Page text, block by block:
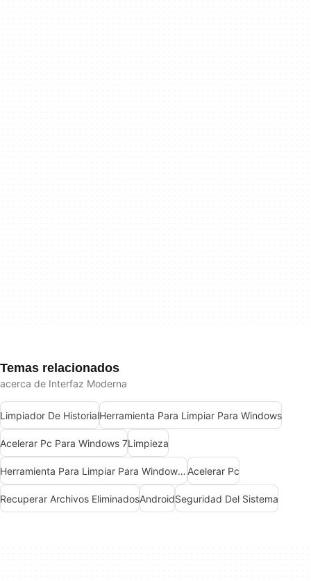
Temas relacionados
acerca de Interfaz Moderna
Limpiador De HistorialHerramienta Para Limpiar Para Windows
Acelerar Pc Para Windows 7Limpieza
Herramienta Para Limpiar Para Windows 7 Acelerar Pc
Recuperar Archivos EliminadosAndroidSeguridad Del Sistema